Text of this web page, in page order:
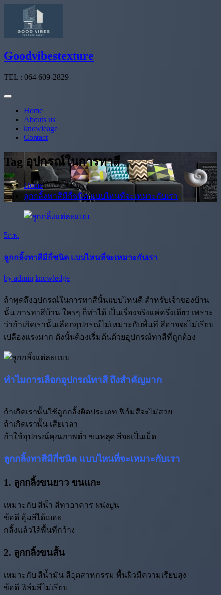
content
Goodvibestexture
TEL : 064-609-2829
Home
Abouts us
knowleage
Contact
Tag อุปกรณ์ในการทาสี
Home
ลูกกลิ้งทาสีมีกี่ชนิด แบบไหนที่จะเหมาะกับเรา
5ก.พ.
ลูกกลิ้งทาสีมีกี่ชนิด แบบไหนที่จะเหมาะกับเรา
by admin knowledge
ถ้าพูดถึงอุปกรณ์ในการทาสีนั้นแบบไหนดี สำหรับเจ้าของบ้าน
นั้น การทาสีบ้าน ใครๆ ก็ทำได้ เป็นเรื่องจริงแค่ครึ่งเดียว เพราะ
ว่าถ้าเกิดเรานั้นเลือกอุปกรณ์ไม่เหมาะกับพื้นที่ สีอาจจะไม่เรียบ
เปลืองแรงมาก ดังนั้นต้องเริ่มต้นด้วยอุปกรณ์ทาสีที่ถูกต้อง
ทำไมการเลือกอุปกรณ์ทาสี ถึงสำคัญมาก
ถ้าเกิดเรานั้นใช้ลูกกลิ้งผิดประเภท ฟิล์มสีจะไม่สวย
ถ้าเกิดเรานั้น เสียเวลา
ถ้าใช้อุปกรณ์คุณภาพต่ำ ขนหลุด สีจะเป็นเม็ด
ลูกกลิ้งทาสีมีกี่ชนิด แบบไหนที่จะเหมาะกับเรา
1. ลูกกลิ้งขนยาว ขนแกะ
เหมาะกับ สีน้ำ สีทาอาคาร ผนังปูน
ข้อดี อุ้มสีได้เยอะ
กลิ้งแล้วได้พื้นที่กว้าง
2. ลูกกลิ้งขนสั้น
เหมาะกับ สีน้ำมัน สีอุตสาหกรรม พื้นผิวมีความเรียบสูง
ข้อดี ฟิล์มสีไม่เรียบ